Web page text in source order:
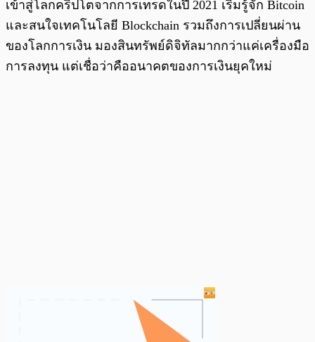
เข้าสู่โลกคริปโตจากการเทรดในปี 2021 เริ่มรู้จัก Bitcoin
และสนใจเทคโนโลยี Blockchain รวมถึงการเปลี่ยนผ่าน
ของโลกการเงิน มองสินทรัพย์ดิจิทัลมากกว่าแค่เครื่องมือ
การลงทุน แต่เชื่อว่าคืออนาคตของการเงินยุคใหม่